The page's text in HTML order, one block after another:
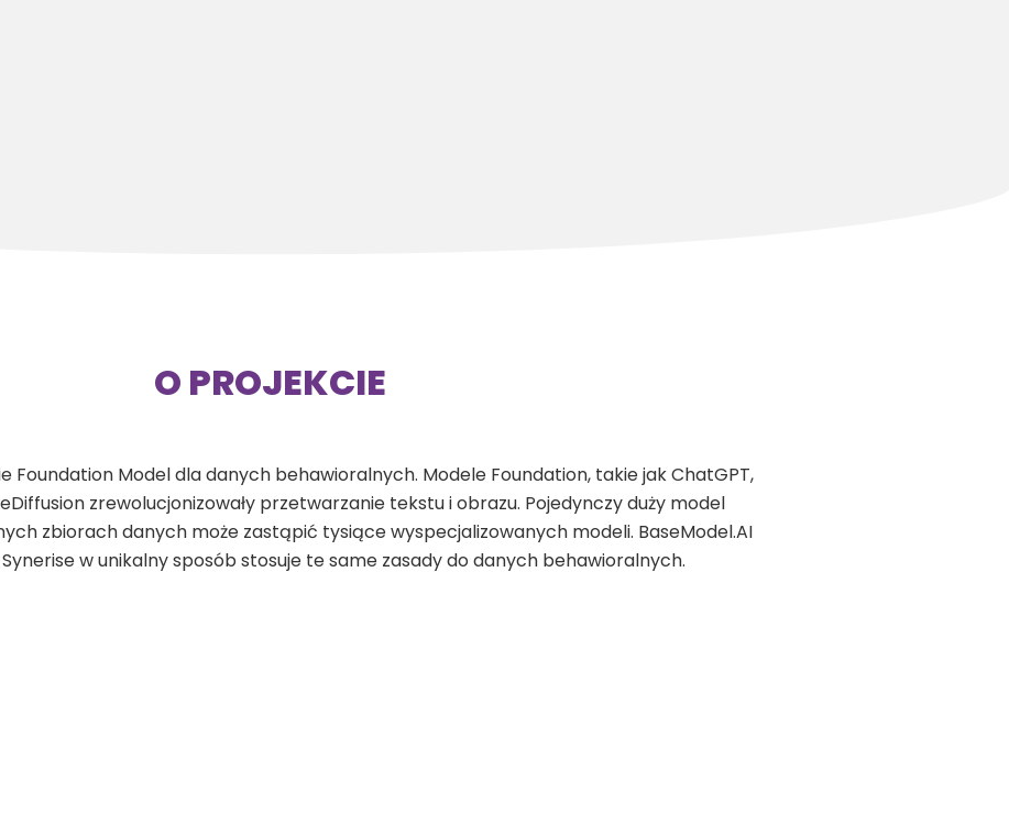
O PROJEKCIE
Foundation Model dla danych behawioralnych. Modele Foundation, takie jak ChatGPT,
zrewolucjonizowały przetwarzanie tekstu i obrazu. Pojedynczy duży model
zbiorach danych może zastąpić tysiące wyspecjalizowanych modeli. BaseModel.AI
w unikalny sposób stosuje te same zasady do danych behawioralnych.